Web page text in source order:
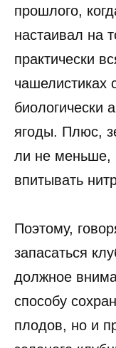
прошлого,
настаивал на
практически
чашелистиках
биологически
ягоды. Плюс,
ли не меньше,
впитывать
Поэтому,
запасаться
должное
способу
плодов, но и